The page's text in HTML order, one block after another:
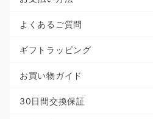
よくあるご質問
ギフトラッピング
お買い物ガイド
30日間交換保証